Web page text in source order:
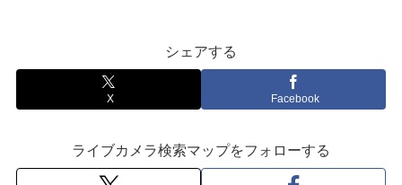
シェアする
X Facebook
ライブカメラ検索マップをフォローする